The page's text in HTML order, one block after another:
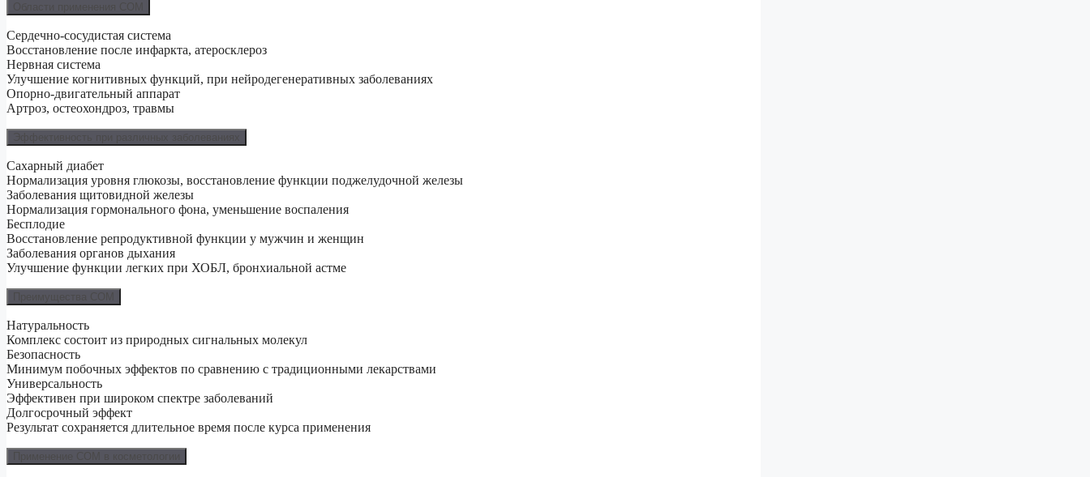
Сердечно-сосудистая система
Восстановление после инфаркта, атеросклероз
Нервная система
Улучшение когнитивных функций, при нейродегенеративных заболеваниях
Опорно-двигательный аппарат
Артроз, остеохондроз, травмы
Сахарный диабет
Нормализация уровня глюкозы, восстановление функции поджелудочной железы
Заболевания щитовидной железы
Нормализация гормонального фона, уменьшение воспаления
Бесплодие
Восстановление репродуктивной функции у мужчин и женщин
Заболевания органов дыхания
Улучшение функции легких при ХОБЛ, бронхиальной астме
Натуральность
Комплекс состоит из природных сигнальных молекул
Безопасность
Минимум побочных эффектов по сравнению с традиционными лекарствами
Универсальность
Эффективен при широком спектре заболеваний
Долгосрочный эффект
Результат сохраняется длительное время после курса применения